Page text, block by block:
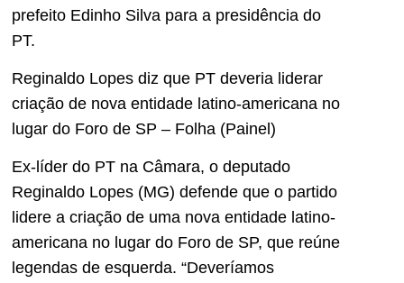
prefeito Edinho Silva para a presidência do
PT.
Reginaldo Lopes diz que PT deveria liderar
criação de nova entidade latino-americana no
lugar do Foro de SP – Folha (Painel)
Ex-líder do PT na Câmara, o deputado
Reginaldo Lopes (MG) defende que o partido
lidere a criação de uma nova entidade latino-
americana no lugar do Foro de SP, que reúne
legendas de esquerda. “Deveríamos